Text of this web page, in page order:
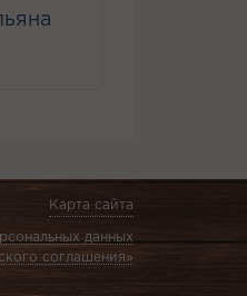
Карта сайта
данных
соглашения»